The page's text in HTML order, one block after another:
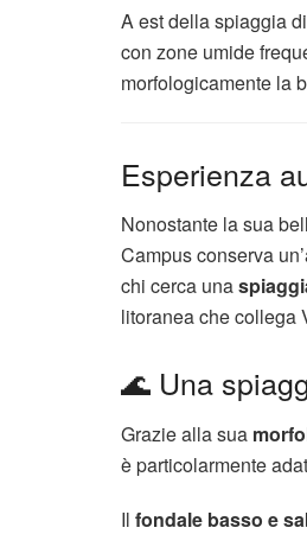
A est della spiaggia
con zone umide
morfologicamente la
Esperienza
Nonostante la sua
Campus conserva
chi cerca una
litoranea che collega
🌊 Una
Grazie alla sua
è particolarmente
Il fondale basso e